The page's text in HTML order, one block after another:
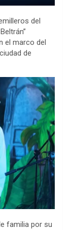
del
el marco del
de
familia por su